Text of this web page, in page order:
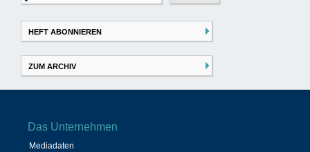
nach:
HEFT ABONNIEREN
ZUM ARCHIV
Das Unternehmen
Mediadaten